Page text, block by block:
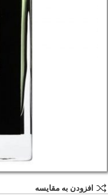
افزودن به مقایسه